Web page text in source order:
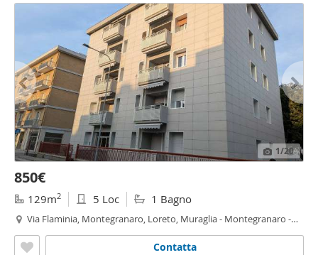
1/20
850€
129m2 5 Loc 1 Bagno
Via Flaminia, Montegranaro, Loreto, Muraglia - Montegranaro -
Contatta